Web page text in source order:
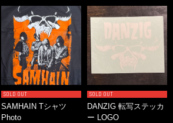
SOLD OUT
SAMHAIN Tシャツ
Photo
SOLD OUT
DANZIG 転写ステッカ
ー LOGO